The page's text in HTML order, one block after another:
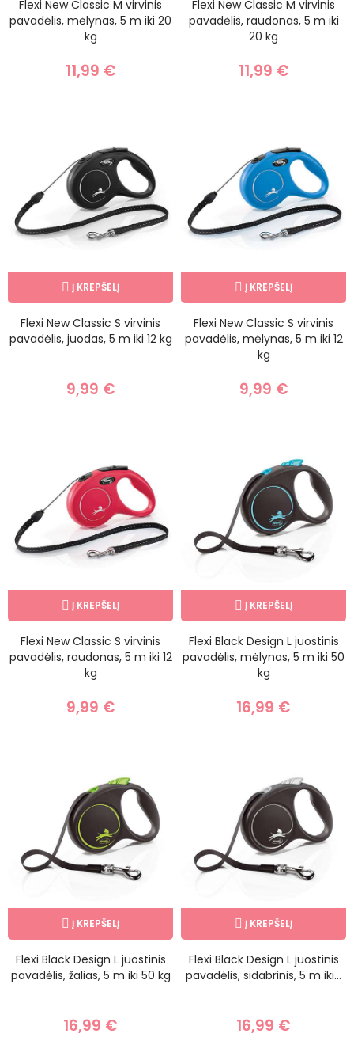
Flexi New Classic M virvinis
pavadėlis, mėlynas, 5 m iki 20
kg
11,99 €
Flexi New Classic M virvinis
pavadėlis, raudonas, 5 m iki
20 kg
11,99 €
Į KREPŠELĮ
Flexi New Classic S virvinis
pavadėlis, juodas, 5 m iki 12 kg
9,99 €
Į KREPŠELĮ
Flexi New Classic S virvinis
pavadėlis, mėlynas, 5 m iki 12
kg
9,99 €
Į KREPŠELĮ
Flexi New Classic S virvinis
pavadėlis, raudonas, 5 m iki 12
kg
9,99 €
Į KREPŠELĮ
Flexi Black Design L juostinis
pavadėlis, mėlynas, 5 m iki 50
kg
16,99 €
Į KREPŠELĮ
Flexi Black Design L juostinis
pavadėlis, žalias, 5 m iki 50 kg
16,99 €
Į KREPŠELĮ
Flexi Black Design L juostinis
pavadėlis, sidabrinis, 5 m iki...
16,99 €